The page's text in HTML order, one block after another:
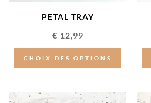
PETAL TRAY
€ 12,99
CHOIX DES OPTIONS